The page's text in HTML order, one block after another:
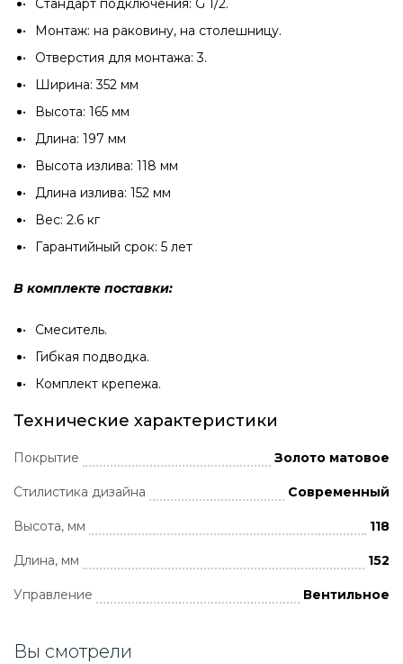
Стандарт подключения: G 1/2.
Монтаж: на раковину, на столешницу.
Отверстия для монтажа: 3.
Ширина: 352 мм
Высота: 165 мм
Длина: 197 мм
Высота излива: 118 мм
Длина излива: 152 мм
Вес: 2.6 кг
Гарантийный срок: 5 лет
В комплекте поставки:
Смеситель.
Гибкая подводка.
Комплект крепежа.
Технические характеристики
Покрытие Золото матовое
Стилистика дизайна Современный
Высота, мм 118
Длина, мм 152
Управление Вентильное
Вы смотрели